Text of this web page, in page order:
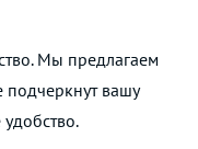
Мы предлагаем
подчеркнут вашу